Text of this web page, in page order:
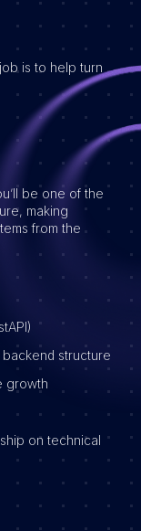
is to help turn
be one of the
making
from the
structure
growth
on technical